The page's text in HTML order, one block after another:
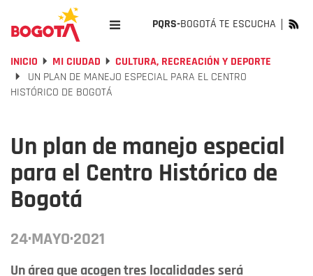
PQRS-BOGOTÁ TE ESCUCHA
INICIO MI CIUDAD
CULTURA, RECREACIÓN Y DEPORTE
UN PLAN DE MANEJO ESPECIAL PARA EL CENTRO
HISTÓRICO DE BOGOTÁ
Un plan de manejo especial
para el Centro Histórico de
Bogotá
24·MAYO·2021
Un área que acogen tres localidades será